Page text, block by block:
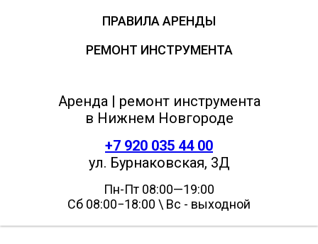
ПРАВИЛА АРЕНДЫ
РЕМОНТ ИНСТРУМЕНТА
Аренда | ремонт инструмента
в Нижнем Новгороде
+7 920 035 44 00
ул. Бурнаковская, 3Д
Пн-Пт 08:00—19:00
Сб 08:00−18:00 \ Вс - выходной